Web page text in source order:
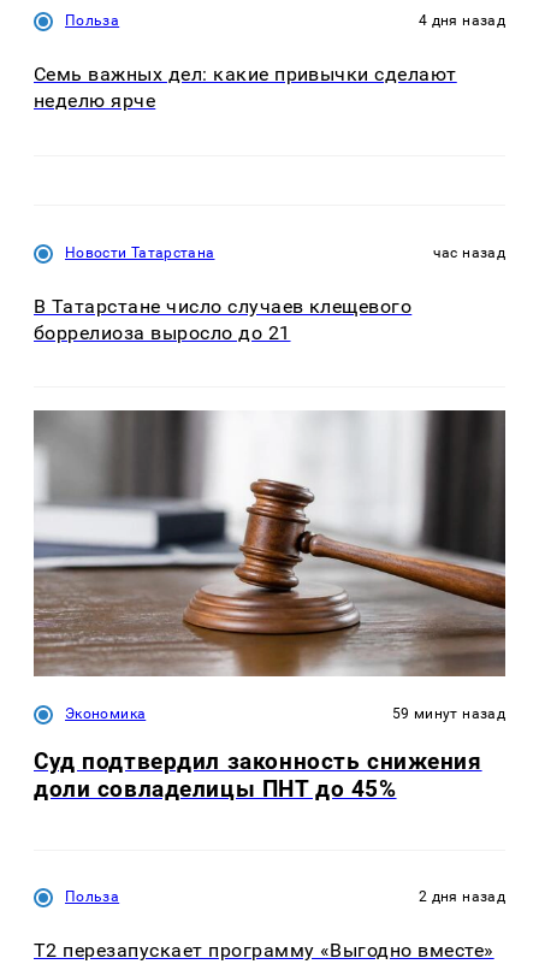
Польза 4 дня назад
Семь важных дел: какие привычки сделают
неделю ярче
Новости Татарстана час назад
В Татарстане число случаев клещевого
боррелиоза выросло до 21
Экономика 59 минут назад
Суд подтвердил законность снижения
доли совладелицы ПНТ до 45%
Польза 2 дня назад
Т2 перезапускает программу «Выгодно вместе»